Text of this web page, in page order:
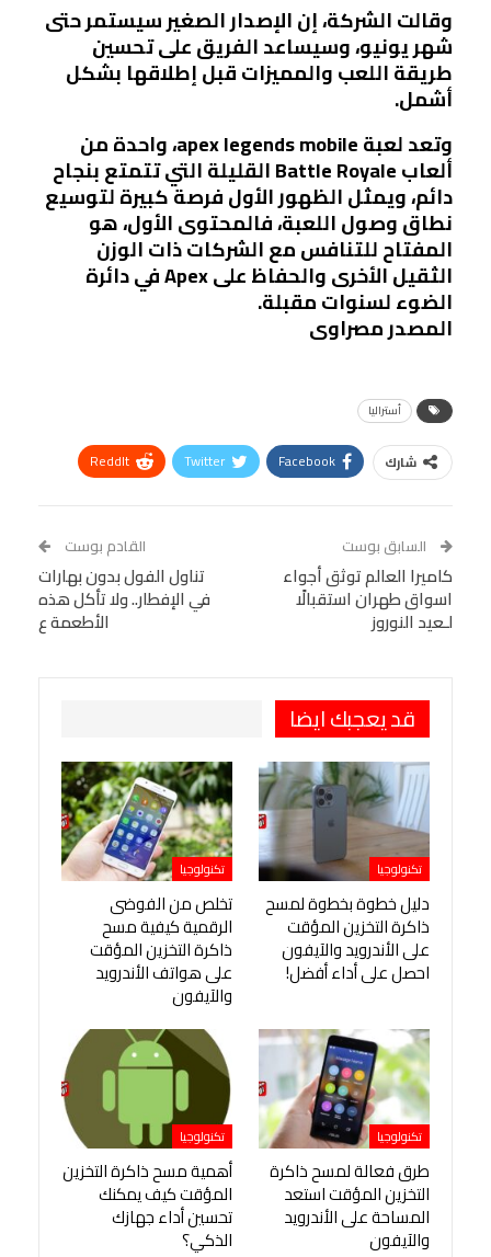
وقالت الشركة، إن الإصدار الصغير سيستمر حتى
شهر يونيو، وسيساعد الفريق على تحسين
طريقة اللعب والمميزات قبل إطلاقها بشكل
أشمل.
وتعد لعبة apex legends mobile، واحدة من
ألعاب Battle Royale القليلة التي تتمتع بنجاح
دائم، ويمثل الظهور الأول فرصة كبيرة لتوسيع
نطاق وصول اللعبة، فالمحتوى الأول، هو
المفتاح للتنافس مع الشركات ذات الوزن
الثقيل الأخرى والحفاظ على Apex في دائرة
الضوء لسنوات مقبلة.
المصدر مصراوى
أستراليا
شارك Facebook
Twitter
ReddIt
البريد الإلكتروني
StumbleUpon
VK
Digg
LINE
BlackBerry
Viber
السابق بوست
كاميرا العالم توثق أجواء
اسواق طهران استقبالًا
لـعيد النوروز
القادم بوست
تناول الفول بدون بهارات
في الإفطار.. ولا تأكل هذه
الأطعمة ع
قد يعجبك ايضا
تكنولوجيا
دليل خطوة بخطوة لمسح
ذاكرة التخزين المؤقت
على الأندرويد والآيفون
احصل على أداء أفضل!
تكنولوجيا
تخلص من الفوضى
الرقمية كيفية مسح
ذاكرة التخزين المؤقت
على هواتف الأندرويد
والآيفون
تكنولوجيا
طرق فعالة لمسح ذاكرة
التخزين المؤقت استعد
المساحة على الأندرويد
والآيفون
تكنولوجيا
أهمية مسح ذاكرة التخزين
المؤقت كيف يمكنك
تحسين أداء جهازك
الذكي؟